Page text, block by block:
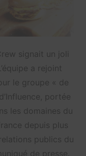
signait un joli
a rejoint
le groupe « de
portée
les domaines du
depuis plus
publics du
de presse.